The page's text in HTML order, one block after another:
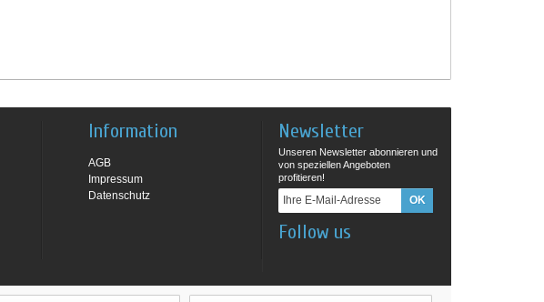
Information
AGB
Impressum
Datenschutz
Newsletter
Unseren Newsletter abonnieren und
von speziellen Angeboten
profitieren!
Follow us